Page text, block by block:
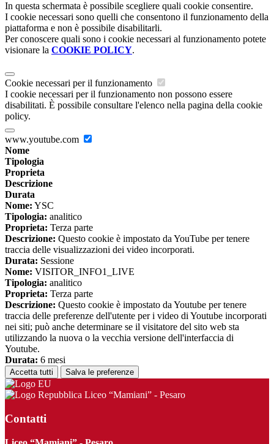
In questa schermata è possibile scegliere quali cookie consentire.
I cookie necessari sono quelli che consentono il funzionamento della
piattaforma e non è possibile disabilitarli.
Per conoscere quali sono i cookie necessari al funzionamento potete
visionare la COOKIE POLICY.
Cookie necessari per il funzionamento
I cookie necessari per il funzionamento non possono essere
disabilitati. È possibile consultare l'elenco nella pagina della cookie
policy.
www.youtube.com
Nome
Tipologia
Proprieta
Descrizione
Durata
Nome: YSC
Tipologia: analitico
Proprieta: Terza parte
Descrizione: Questo cookie è impostato da YouTube per tenere
traccia delle visualizzazioni dei video incorporati.
Durata: Sessione
Nome: VISITOR_INFO1_LIVE
Tipologia: analitico
Proprieta: Terza parte
Descrizione: Questo cookie è impostato da Youtube per tenere
traccia delle preferenze dell'utente per i video di Youtube incorporati
nei siti; può anche determinare se il visitatore del sito web sta
utilizzando la nuova o la vecchia versione dell'interfaccia di
Youtube.
Durata: 6 mesi
Accetta tutti Salva le preferenze
Liceo “Mamiani” - Pesaro
Contatti